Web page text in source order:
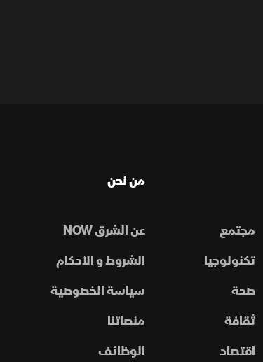
مجتمع
تكنولوجيا
صحة
ثقافة
اقتصاد
من نحن
عن الشرق NOW
الشروط و الأحكام
سياسة الخصوصية
منصاتنا
الوظائف